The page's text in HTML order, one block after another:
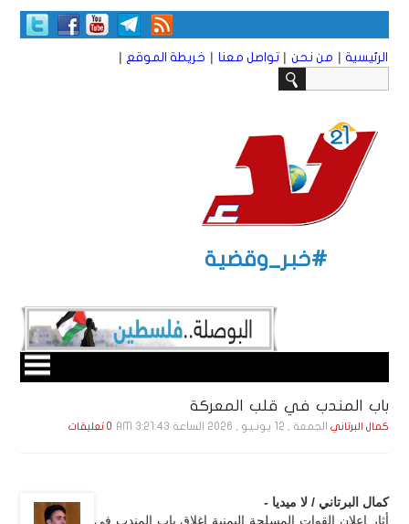
الرئيسية | من نحن | تواصل معنا | خريطة الموقع |
#خبر_وقضية
باب المندب في قلب المعركة
كمال البرتاني الجمعة , 12 يـونـيـو , 2026 الساعة 3:21:43 AM 0 تعليقات
كمال البرتاني / لا ميديا -
أثار إعلان القوات المسلحة اليمنية إغلاق باب المندب في